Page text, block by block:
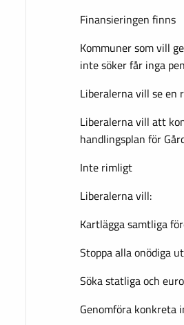
Finansieringen finns
Kommuner som vill
inte söker får inga
Liberalerna vill se en
Liberalerna vill att
handlingsplan för
Inte rimligt
Liberalerna vill:
Kartlägga samtliga
Stoppa alla onödiga
Söka statliga och
Genomföra